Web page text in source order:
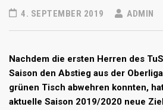
4. SEPTEMBER 2019 ADMIN
Nachdem die ersten Herren des
Saison den Abstieg aus der
grünen Tisch abwehren konnten,
aktuelle Saison 2019/2020 neue